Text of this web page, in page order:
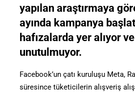
yapılan araştırmaya
ayında kampanya
hafızalarda yer alıyor
unutulmuyor.
Facebook’un çatı kuruluşu Meta,
süresince tüketicilerin alışveriş